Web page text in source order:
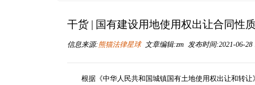
干货 | 国有建设用地使用权出让合同性
信息来源:熊猫法律星球文章编辑:zm 发布时间:2021-06-28
根据《中华人民共和国城镇国有土地使用权出让和转